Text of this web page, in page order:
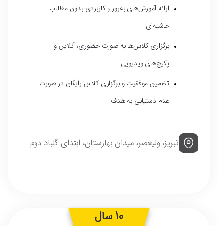
ارائه آموزش‌های به‌روز و کاربردی بدون مطالب
حاشیه‌ای
برگزاری کلاس‌ها به صورت حضوری، آنلاین و
پکیج‌های ویدیویی
تضمین موفقیت و برگزاری کلاس رایگان در صورت
عدم دستیابی به هدف
تبریز، ولیعصر، میدان بهارستان، ابتدای گلباد دوم
10 سال